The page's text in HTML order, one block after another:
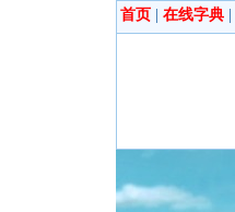
首页 在线字典